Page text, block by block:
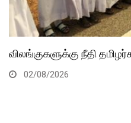
விலங்குகளுக்கு நீதி
02/08/2026